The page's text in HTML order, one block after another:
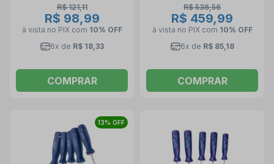
R$ 121,11
R$ 98,99
à vista no PIX com 10% OFF
6x de R$ 18,33
COMPRAR
R$ 536,56
R$ 459,99
à vista no PIX com 10% OFF
6x de R$ 85,18
COMPRAR
13% OFF